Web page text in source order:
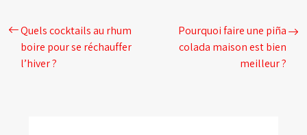
Quels cocktails au rhum
boire pour se réchauffer
l’hiver ?
Pourquoi faire une piña
colada maison est bien
meilleur ?